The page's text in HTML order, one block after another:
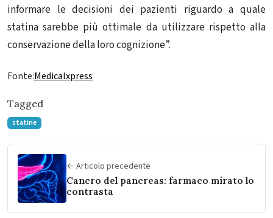
informare le decisioni dei pazienti riguardo a quale
statina sarebbe più ottimale da utilizzare rispetto alla
conservazione della loro cognizione”.
Fonte:Medicalxpress
Tagged
statine
← Articolo precedente
Cancro del pancreas: farmaco mirato lo
contrasta